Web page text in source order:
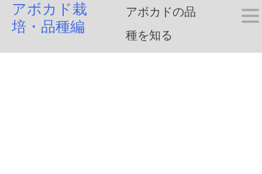
Skipアボカド栽
培・品種編
アボカドの品
種を知る